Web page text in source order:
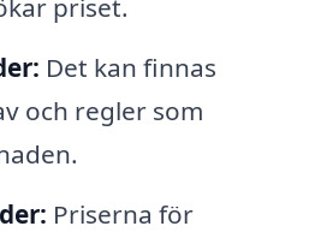
priset.
Det kan finnas
och regler som
Priserna för